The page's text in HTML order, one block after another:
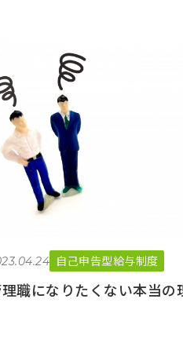
自己申告型給与制度
職になりたくない本当の